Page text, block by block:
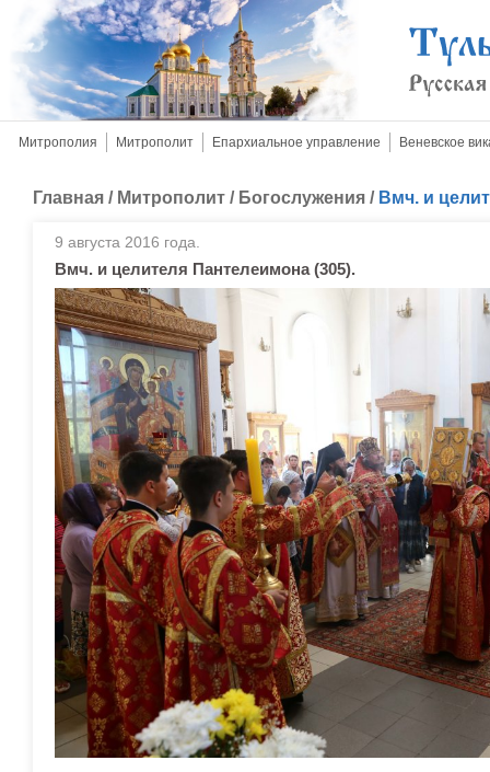
Митрополия Митрополит Епархиальное управление Веневское
Главная / Митрополит / Богослужения / Вмч. и
9 августа 2016 года.
Вмч. и целителя Пантелеимона (305).